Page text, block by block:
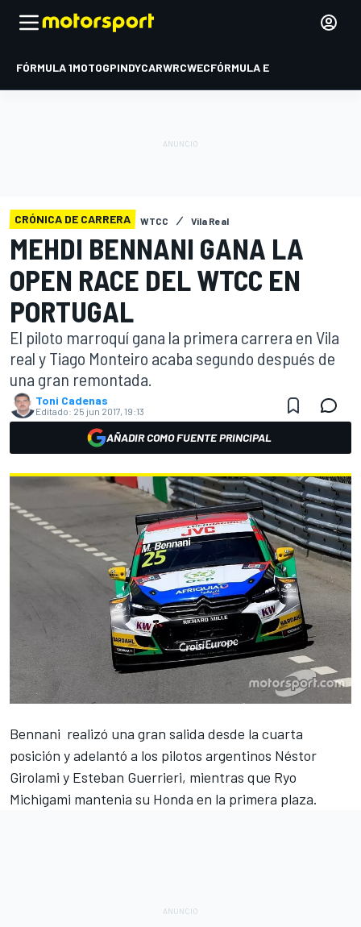
FÓRMULA 1MOTOGPINDYCARWRCWECFÓRMULA E
CRÓNICA DE CARRERA WTCC Vila Real
MEHDI BENNANI GANA LA
OPEN RACE DEL WTCC EN
PORTUGAL
El piloto marroquí gana la primera carrera en Vila
real y Tiago Monteiro acaba segundo después de
una gran remontada.
Toni Cadenas
Editado: 25 jun 2017, 19:13
AÑADIR COMO FUENTE PRINCIPAL
Bennani realizó una gran salida desde la cuarta
posición y adelantó a los pilotos argentinos Néstor
Girolami y Esteban Guerrieri, mientras que Ryo
Michigami mantenia su Honda en la primera plaza.